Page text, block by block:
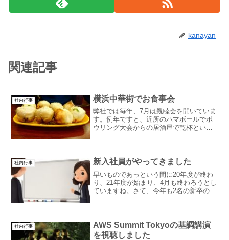
kanayan
関連記事
社内行事 横浜中華街でお食事会
弊社では毎年、7月は親睦会を開いていま
す。例年ですと、近所のハマボールでボ
ウリング大会からの居酒屋で乾杯という
ね！！語彙力がないので...
社内行事 新入社員がやってきました
早いものであっという間に20年度が終わ
り、21年度が始まり、4月も終わろうとし
ていますね。さて、今年も2名の新卒の方
るなぁと感じます...
社内行事
AWS Summit Tokyoの基調講演
を視聴しました